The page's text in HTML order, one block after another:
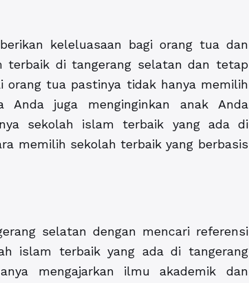
keleluasaan bagi orang tua dan
terbaik di tangerang selatan dan tetap
orang tua pastinya tidak hanya memilih
Anda juga menginginkan anak Anda
sekolah islam terbaik yang ada di
memilih sekolah terbaik yang berbasis
selatan dengan mencari referensi
islam terbaik yang ada di tangerang
mengajarkan ilmu akademik dan